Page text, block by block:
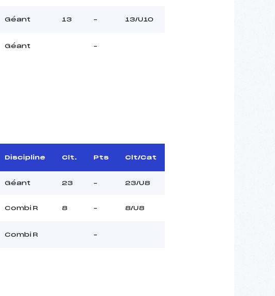
Géant 13 – 13/U10
Géant –
Discipline Clt. Pts Clt/Cat
Géant 23 – 23/U8
Combi R 8 – 8/U8
Combi R –